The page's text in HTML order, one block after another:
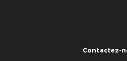
Contactez-